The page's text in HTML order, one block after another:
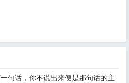
句话，你不说出来便是那句话的主